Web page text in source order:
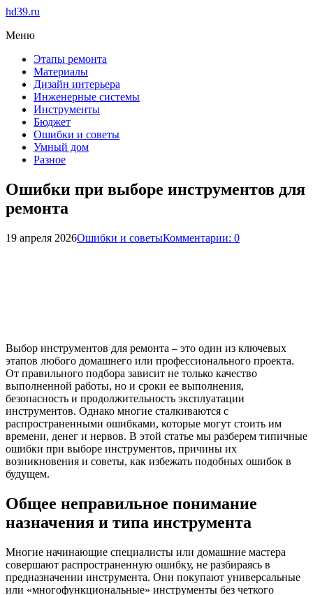
hd39.ru
Меню
Этапы ремонта
Материалы
Дизайн интерьера
Инженерные системы
Инструменты
Бюджет
Ошибки и советы
Умный дом
Разное
Ошибки при выборе инструментов для
ремонта
19 апреля 2026Ошибки и советыКомментарии: 0
Выбор инструментов для ремонта – это один из ключевых
этапов любого домашнего или профессионального проекта.
От правильного подбора зависит не только качество
выполненной работы, но и сроки ее выполнения,
безопасность и продолжительность эксплуатации
инструментов. Однако многие сталкиваются с
распространенными ошибками, которые могут стоить им
времени, денег и нервов. В этой статье мы разберем типичные
ошибки при выборе инструментов, причины их
возникновения и советы, как избежать подобных ошибок в
будущем.
Общее неправильное понимание
назначения и типа инструмента
Многие начинающие специалисты или домашние мастера
совершают распространенную ошибку, не разбираясь в
предназначении инструмента. Они покупают универсальные
или «многофункциональные» инструменты без четкого